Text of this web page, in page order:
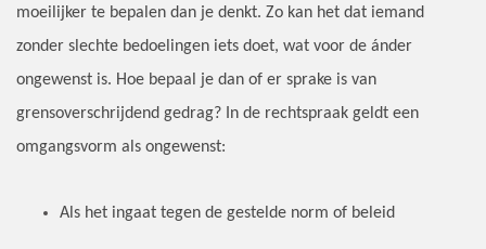
moeilijker te bepalen dan je denkt. Zo kan het dat iemand
zonder slechte bedoelingen iets doet, wat voor de ánder
ongewenst is. Hoe bepaal je dan of er sprake is van
grensoverschrijdend gedrag? In de rechtspraak geldt een
omgangsvorm als ongewenst:
Als het ingaat tegen de gestelde norm of beleid